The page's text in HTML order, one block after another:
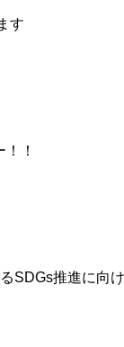
す
！
SDGs推進に向